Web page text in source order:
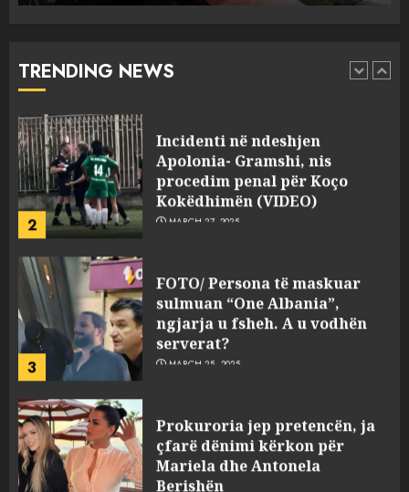
TRENDING NEWS
1
pasuri të pajustifikuar
2
Incidenti në ndeshjen
Apolonia- Gramshi, nis
procedim penal për Koço
Kokëdhimën (VIDEO)
MARCH 27, 2025
3
FOTO/ Persona të maskuar
sulmuan “One Albania”,
ngjarja u fsheh. A u vodhën
serverat?
MARCH 25, 2025
Prokuroria jep pretencën, ja
çfarë dënimi kërkon për
Mariela dhe Antonela
Berishën